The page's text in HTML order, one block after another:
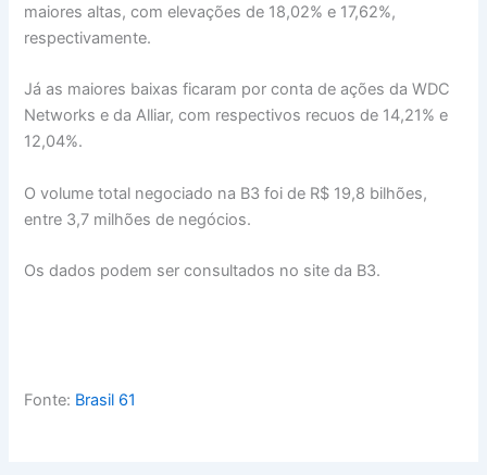
maiores altas, com elevações de 18,02% e 17,62%,
respectivamente.
Já as maiores baixas ficaram por conta de ações da WDC
Networks e da Alliar, com respectivos recuos de 14,21% e
12,04%.
O volume total negociado na B3 foi de R$ 19,8 bilhões,
entre 3,7 milhões de negócios.
Os dados podem ser consultados no site da B3.
Fonte: Brasil 61